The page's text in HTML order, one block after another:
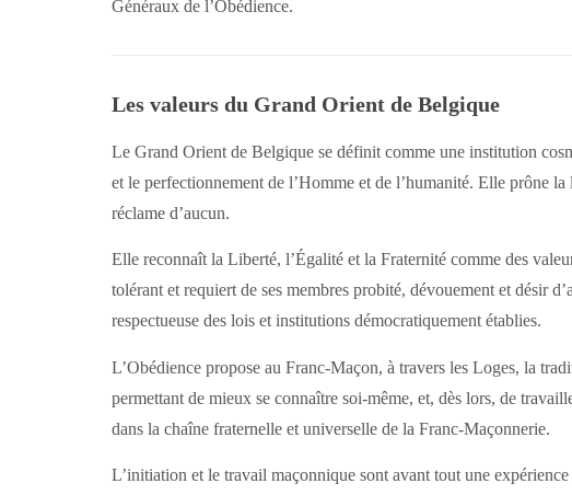
Généraux de l’Obédience.
Les valeurs du Grand Orient de Belgique
Le Grand Orient de Belgique se définit comme une institution
et le perfectionnement de l’Homme et de l’humanité. Elle prône
réclame d’aucun.
Elle reconnaît la Liberté, l’Égalité et la Fraternité comme des
tolérant et requiert de ses membres probité, dévouement et désir
respectueuse des lois et institutions démocratiquement établies.
L’Obédience propose au Franc-Maçon, à travers les Loges, la
permettant de mieux se connaître soi-même, et, dès lors, de
dans la chaîne fraternelle et universelle de la Franc-Maçonnerie.
L’initiation et le travail maçonnique sont avant tout une